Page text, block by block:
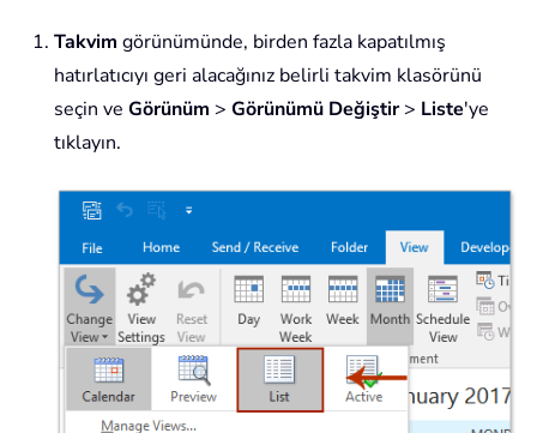
Takvim görünümünde, birden fazla kapatılmış
hatırlatıcıyı geri alacağınız belirli takvim klasörünü
seçin ve Görünüm > Görünümü Değiştir> Liste'ye
tıklayın.